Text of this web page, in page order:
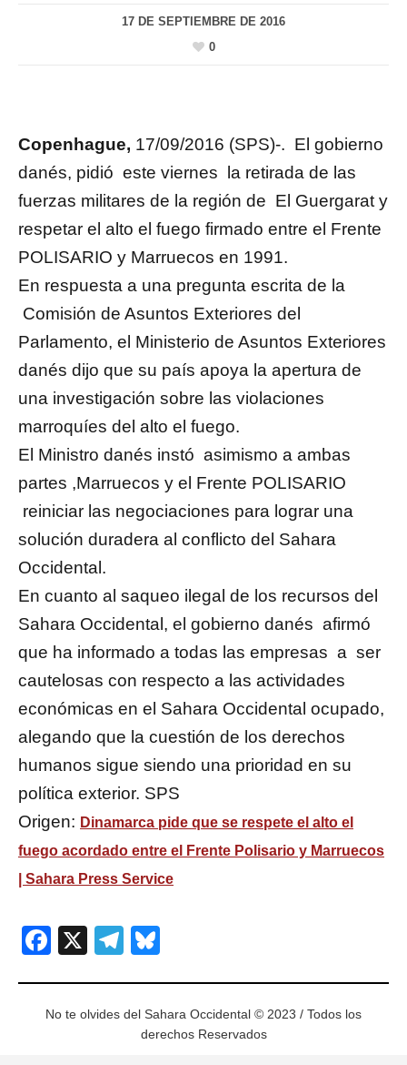
17 DE SEPTIEMBRE DE 2016
0
Copenhague, 17/09/2016 (SPS)-. El gobierno
danés, pidió este viernes la retirada de las
fuerzas militares de la región de El Guergarat y
respetar el alto el fuego firmado entre el Frente
POLISARIO y Marruecos en 1991.
En respuesta a una pregunta escrita de la
Comisión de Asuntos Exteriores del
Parlamento, el Ministerio de Asuntos Exteriores
danés dijo que su país apoya la apertura de
una investigación sobre las violaciones
marroquíes del alto el fuego.
El Ministro danés instó asimismo a ambas
partes ,Marruecos y el Frente POLISARIO
reiniciar las negociaciones para lograr una
solución duradera al conflicto del Sahara
Occidental.
En cuanto al saqueo ilegal de los recursos del
Sahara Occidental, el gobierno danés afirmó
que ha informado a todas las empresas a ser
cautelosas con respecto a las actividades
económicas en el Sahara Occidental ocupado,
alegando que la cuestión de los derechos
humanos sigue siendo una prioridad en su
política exterior. SPS
Origen: Dinamarca pide que se respete el alto el
fuego acordado entre el Frente Polisario y Marruecos
| Sahara Press Service
Facebook
X Telegram
No te olvides del Sahara Occidental © 2023 / Todos los
derechos Reservados